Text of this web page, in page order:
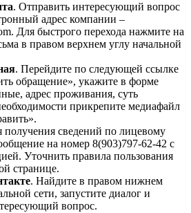
. Отправить интересующий вопрос
адрес компании –
Для быстрого перехода нажмите на
в правом верхнем углу начальной
. Перейдите по следующей ссылке
обращение», укажите в форме
адрес проживания, суть
прикрепите медиафайл
получения сведений по лицевому
на номер 8(903)797-62-42 с
Уточнить правила пользования
странице.
. Найдите в правом нижнем
сети, запустите диалог и
вопрос.